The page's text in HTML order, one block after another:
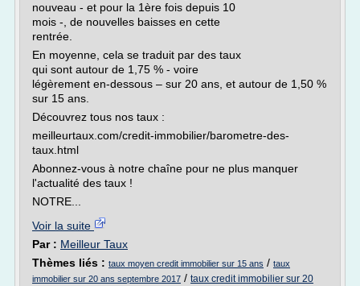
nouveau - et pour la 1ère fois depuis 10
mois -, de nouvelles baisses en cette
rentrée.
En moyenne, cela se traduit par des taux
qui sont autour de 1,75 % - voire
légèrement en-dessous – sur 20 ans, et autour de 1,50 %
sur 15 ans.
Découvrez tous nos taux :
meilleurtaux.com/credit-immobilier/barometre-des-
taux.html
Abonnez-vous à notre chaîne pour ne plus manquer
l'actualité des taux !
NOTRE...
Voir la suite
Par : Meilleur Taux
Thèmes liés : taux moyen credit immobilier sur 15 ans / taux
immobilier sur 20 ans septembre 2017 / taux credit immobilier sur 20